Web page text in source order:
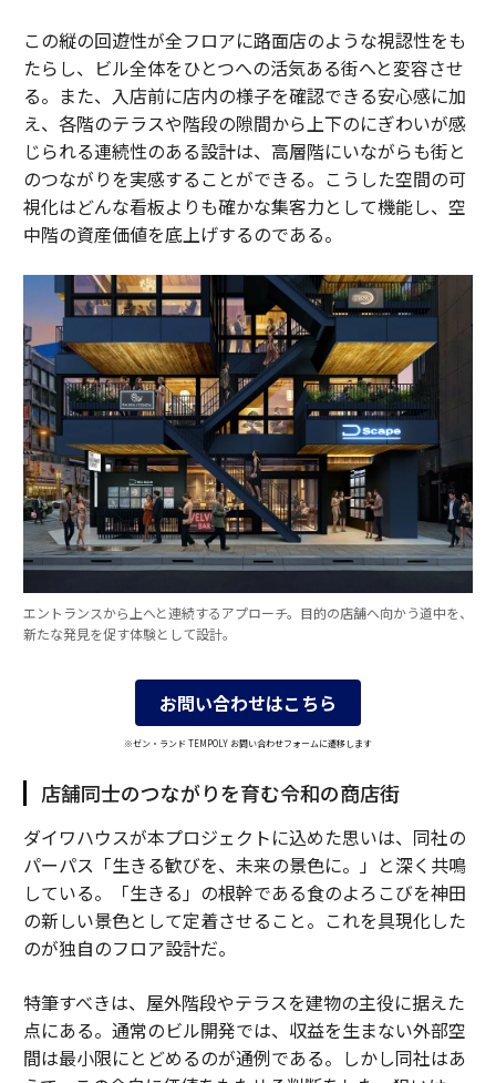
この縦の回遊性が全フロアに路面店のような視認性をも
たらし、ビル全体をひとつへの活気ある街へと変容させ
る。また、入店前に店内の様子を確認できる安心感に加
え、各階のテラスや階段の隙間から上下のにぎわいが感
じられる連続性のある設計は、高層階にいながらも街と
のつながりを実感することができる。こうした空間の可
視化はどんな看板よりも確かな集客力として機能し、空
中階の資産価値を底上げするのである。
エントランスから上へと連続するアプローチ。目的の店舗へ向かう道中を、
新たな発見を促す体験として設計。
お問い合わせはこちら
※ゼン・ランド TEMPOLY お問い合わせフォームに遷移します
店舗同士のつながりを育む令和の商店街
ダイワハウスが本プロジェクトに込めた思いは、同社の
パーパス「生きる歓びを、未来の景色に。」と深く共鳴
している。「生きる」の根幹である食のよろこびを神田
の新しい景色として定着させること。これを具現化した
のが独自のフロア設計だ。
特筆すべきは、屋外階段やテラスを建物の主役に据えた
点にある。通常のビル開発では、収益を生まない外部空
間は最小限にとどめるのが通例である。しかし同社はあ